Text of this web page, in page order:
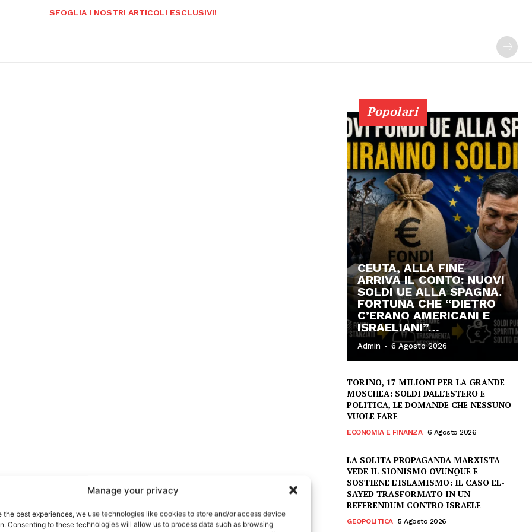
Manage your privacy
the best experiences, we use technologies like cookies to store and/or access device
Consenting to these technologies will allow us to process data such as browsing
Geopolitica
SFOGLIA I NOSTRI ARTICOLI ESCLUSIVI!
Popolari
CEUTA, ALLA FINE
ARRIVA IL CONTO: NUOVI
SOLDI UE ALLA SPAGNA.
FORTUNA CHE “DIETRO
C’ERANO AMERICANI E
ISRAELIANI”…
Admin - 6 Agosto 2026
TORINO, 17 MILIONI PER LA GRANDE
MOSCHEA: SOLDI DALL’ESTERO E
POLITICA, LE DOMANDE CHE NESSUNO
VUOLE FARE
ECONOMIA E FINANZA 6 Agosto 2026
LA SOLITA PROPAGANDA MARXISTA
VEDE IL SIONISMO OVUNQUE E
SOSTIENE L’ISLAMISMO: IL CASO EL-
SAYED TRASFORMATO IN UN
REFERENDUM CONTRO ISRAELE
GEOPOLITICA 5 Agosto 2026